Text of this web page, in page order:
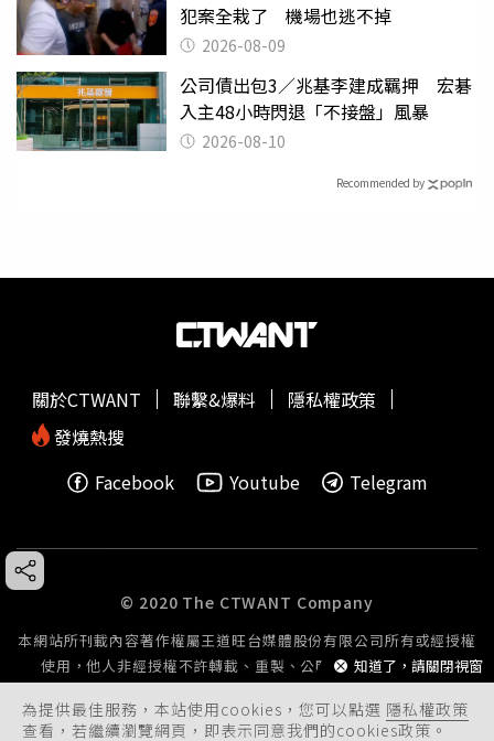
犯案全栽了 機場也逃不掉
2026-08-09
公司債出包3／兆基李建成羈押 宏碁
入主48小時閃退「不接盤」風暴
2026-08-10
Recommended by
為提供最佳服務，本站使用cookies，您可以點選 隱私權政策
查看，若繼續瀏覽網頁，即表示同意我們的cookies政策。
知道了，請關閉視窗
關於CTWANT 聯繫&爆料
隱私權政策
發燒熱搜
Facebook
Youtube Telegram
© 2020 The CTWANT Company
本網站所刊載內容著作權屬王道旺台媒體股份有限公司所有或經授權
使用，他人非經授權不許轉載、重製、公開播送或公開傳輸。